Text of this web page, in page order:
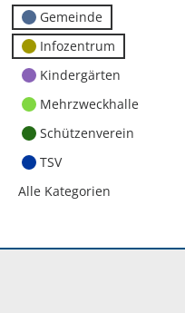
Gemeinde
Infozentrum
Kindergärten
Mehrzweckhalle
Schützenverein
TSV
Alle Kategorien